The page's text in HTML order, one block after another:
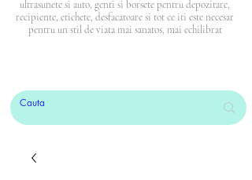
ultrasunete si auto, genti si borsete pentru depozitare,
recipiente, etichete, desfacatoare si tot ce iti este necesar
pentru un stil de viata mai sanatos, mai echilibrat